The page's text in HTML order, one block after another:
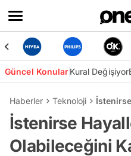
Güncel KonularKural Değişiyor
Haberler Teknoloji
İstenirse
Olabileceğini